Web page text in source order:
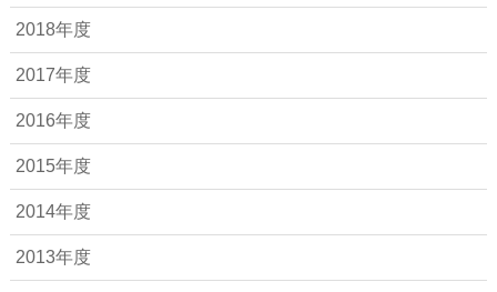
2018年度
2017年度
2016年度
2015年度
2014年度
2013年度